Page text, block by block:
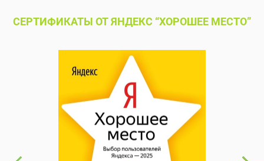
СЕРТИФИКАТЫ ОТ ЯНДЕКС “ХОРОШЕЕ МЕСТО”